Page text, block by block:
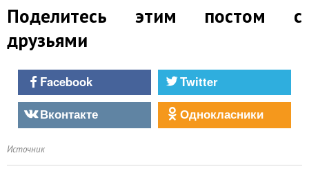
Поделитесь этим постом с
друзьями
Facebook
Twitter
Вконтакте
Однокласники
Источник